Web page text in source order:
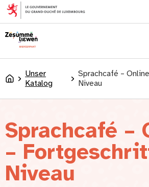
springen
Accueil
Unser
Katalog
Sprachcafé –
Niveau
Sprachcafé –
–
Niveau